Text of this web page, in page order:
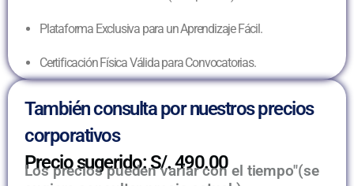
Plataforma Exclusiva para un Aprendizaje Fácil.
Certificación Física Válida para Convocatorias.
También consulta por nuestros precios
corporativos
Precio sugerido: S/. 490.00
Los precios pueden variar con el tiempo"(se